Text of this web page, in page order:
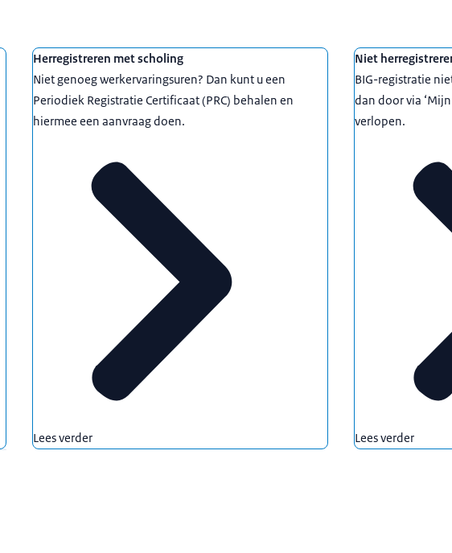
Mijn BIG-register ’.
7-03-2020
Herregistreren met scholing
Niet genoeg werkervaringsuren? Dan kunt u een
Periodiek Registratie Certificaat (PRC) behalen en
hiermee een aanvraag doen.
Lees verder
Niet
BIG-registratie
dan door via
verlopen.
Lees verder